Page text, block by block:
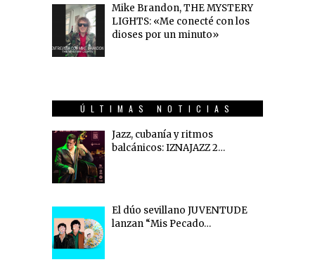
Mike Brandon, THE MYSTERY
LIGHTS: «Me conecté con los
dioses por un minuto»
ÚLTIMAS NOTICIAS
Jazz, cubanía y ritmos
balcánicos: IZNAJAZZ 2…
El dúo sevillano JUVENTUDE
lanzan “Mis Pecado…